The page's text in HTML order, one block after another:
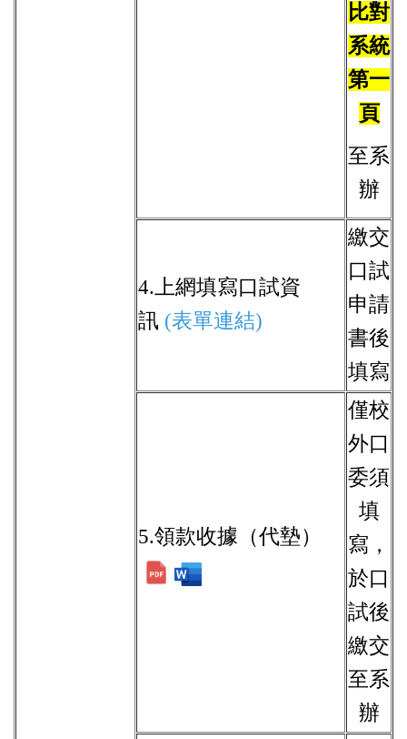
比對
系統
第一
頁
至系
辦
4.上網填寫口試資
訊 (表單連結)
繳交
口試
申請
書後
填寫
5.領款收據（代墊）
僅校
外口
委須
填
寫，
於口
試後
繳交
至系
辦